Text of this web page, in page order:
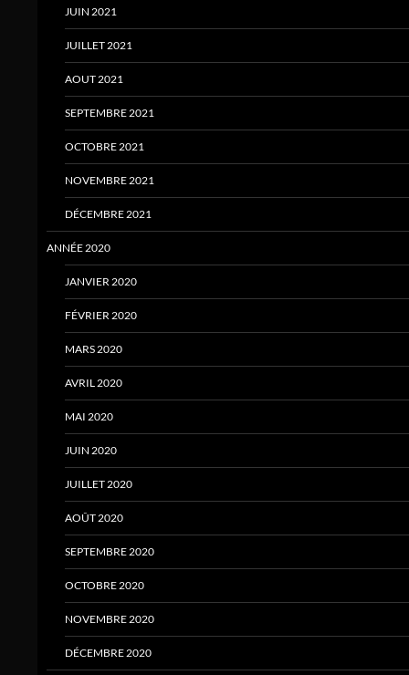
JUIN 2021
JUILLET 2021
AOUT 2021
SEPTEMBRE 2021
OCTOBRE 2021
NOVEMBRE 2021
DÉCEMBRE 2021
ANNÉE 2020
JANVIER 2020
FÉVRIER 2020
MARS 2020
AVRIL 2020
MAI 2020
JUIN 2020
JUILLET 2020
AOÛT 2020
SEPTEMBRE 2020
OCTOBRE 2020
NOVEMBRE 2020
DÉCEMBRE 2020